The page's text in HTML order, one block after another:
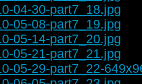
04-30-part7_18.jpg
05-08-part7_19.jpg
05-14-part7_20.jpg
05-21-part7_21.jpg
05-29-part7_22-